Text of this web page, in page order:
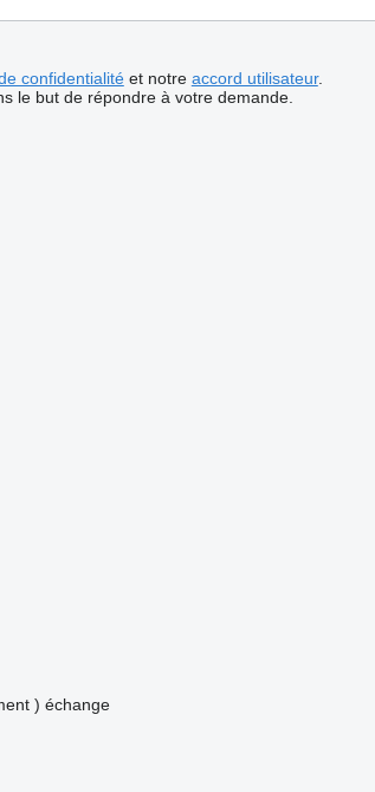
confidentialitéet notre accord utilisateur.
le but de répondre à votre demande.
) échange